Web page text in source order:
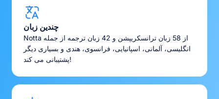
چندین زبان
Notta از 58 زبان ترانسکریپشن و 42 زبان ترجمه از جمله
انگلیسی، آلمانی، اسپانیایی، فرانسوی، هندی و بسیاری دیگر
پشتیبانی می کند!